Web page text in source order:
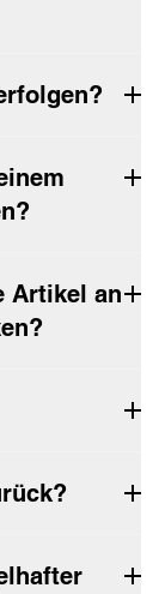
Artikel an